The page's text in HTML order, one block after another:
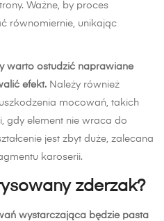
Ważne, by proces
równomiernie, unikając
warto ostudzić naprawiane
efekt. Należy również
mocowań, takich
gdy element nie wraca do
jest zbyt duże, zalecana
karoserii.
zderzak?
wystarczająca będzie pasta